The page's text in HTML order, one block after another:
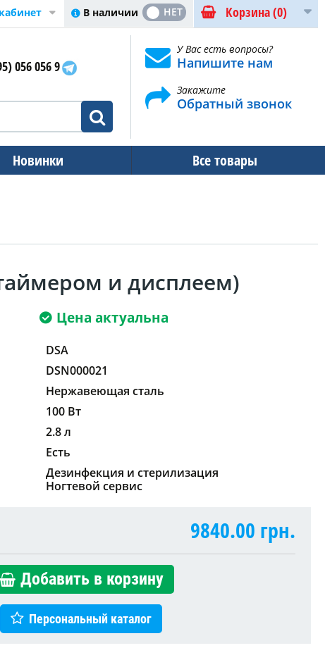
Корзина(0)
В наличии
ДА НЕТ
056 056 9
У Вас есть вопросы?
Напишите нам
Закажите
Обратный звонок
Новинки Все товары
и дисплеем)
Цена актуальна
DSA
DSN000021
Нержавеющая сталь
100 Вт
2.8 л
Есть
Дезинфекция и стерилизация
Ногтевой сервис
9840.00 грн.
Добавить в корзину
Персональный каталог